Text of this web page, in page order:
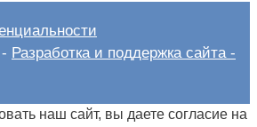
Разработка и поддержка сайта -
наш сайт, вы даете согласие на